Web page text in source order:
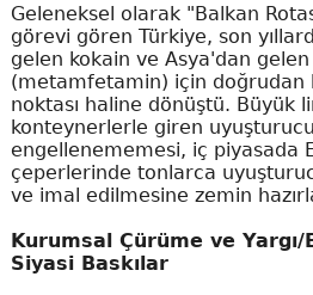
Geleneksel olarak "Balkan
görevi gören Türkiye, son
gelen kokain ve Asya'dan
(metamfetamin) için doğrudan
noktası haline dönüştü. Büyük
konteynerlerle giren
engellenememesi, iç piyasada
çeperlerinde tonlarca
ve imal edilmesine zemin
Kurumsal Çürüme ve
Siyasi Baskılar